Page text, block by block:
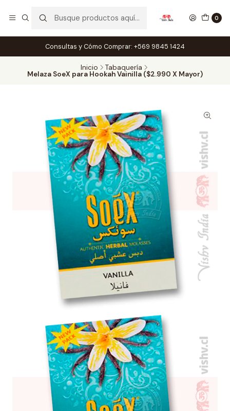
0
Consultas y Cómo Comprar: +569 9845 1424
Inicio Tabaquería
Melaza SoeX para Hookah Vainilla ($2.990 X Mayor)